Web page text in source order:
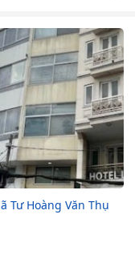
Tư Hoàng Văn Thụ